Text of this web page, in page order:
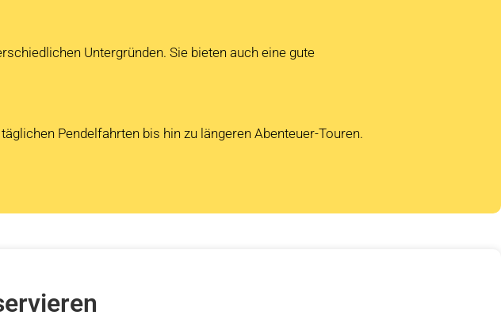
Untergründen. Sie bieten auch eine gute
Pendelfahrten bis hin zu längeren Abenteuer-Touren.